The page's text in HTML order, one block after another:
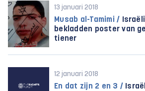
13 januari 2018
Musab al-Tamimi /
bekladden poster van
tiener
12 januari 2018
En dat zijn 2 en 3 /